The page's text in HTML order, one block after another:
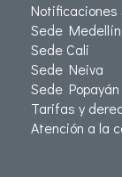
Sede Medellín
Sede Cali
Sede Neiva
Sede Popayán
Tarifas y
Atención a la